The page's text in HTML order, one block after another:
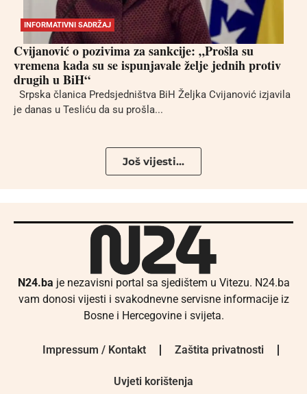
INFORMATIVNI SADRŽAJ
Cvijanović o pozivima za sankcije: „Prošla su
vremena kada su se ispunjavale želje jednih protiv
drugih u BiH“
Srpska članica Predsjedništva BiH Željka Cvijanović izjavila
je danas u Tesliću da su prošla...
Još vijesti...
N24.ba je nezavisni portal sa sjedištem u Vitezu. N24.ba
vam donosi vijesti i svakodnevne servisne informacije iz
Bosne i Hercegovine i svijeta.
Impressum / Kontakt Zaštita privatnosti
Uvjeti korištenja